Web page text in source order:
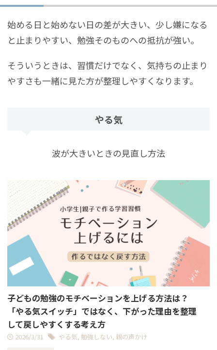
始める日と始めない日の差が大きい、少し嫌になる
と止まりやすい、勉強そのものへの抵抗が強い。
そういうときは、習慣だけでなく、気持ちの止まり
やすさも一緒に見た方が整理しやすくなります。
やる気
波が大きいときの見直し方法
子どもの勉強のモチベーションを上げる方法は？
「やる気スイッチ」ではなく、下がった理由を整理
して戻しやすくする考え方
2026/3/31 やる気, 勉強しない, 親の声かけ